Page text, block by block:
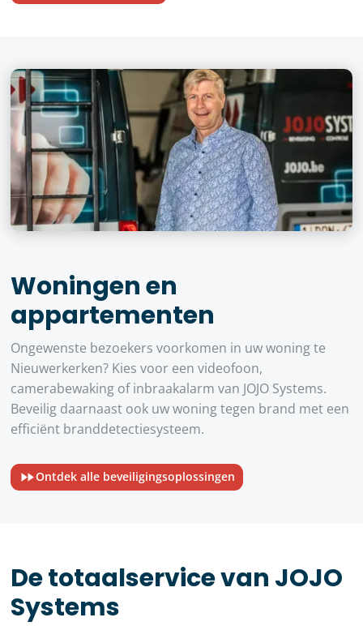
Woningen en
appartementen
Ongewenste bezoekers voorkomen in uw woning te
Nieuwerkerken? Kies voor een videofoon,
camerabewaking of inbraakalarm van JOJO Systems.
Beveilig daarnaast ook uw woning tegen brand met een
efficiënt branddetectiesysteem.
Ontdek alle beveiligingsoplossingen
De totaalservice van JOJO
Systems